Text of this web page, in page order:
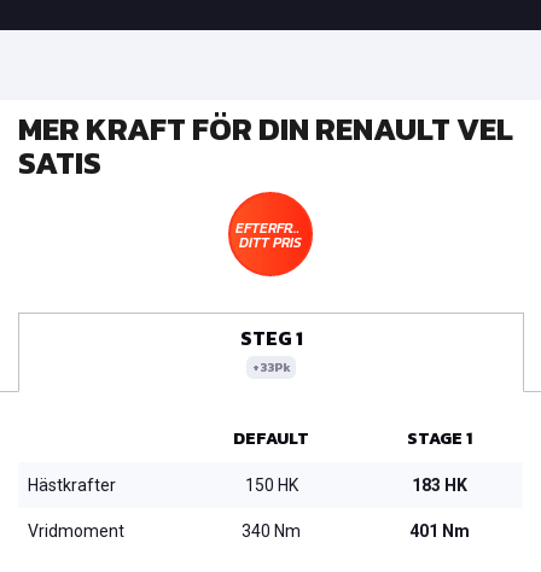
MER KRAFT FÖR DIN RENAULT VEL
SATIS
EFTERFRÅGA
DITT PRIS
STEG 1
+33Pk
DEFAULT STAGE 1
Hästkrafter 150 HK 183 HK
Vridmoment 340 Nm 401 Nm